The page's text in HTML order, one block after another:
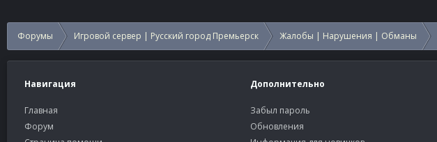
Форумы Игровой сервер | Русский город Премьерск Жалобы | Нарушения | Обманы
Навигация
Главная
Форум
Дополнительно
Забыл пароль
Обновления